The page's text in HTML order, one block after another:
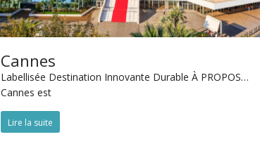
Cannes
Labellisée Destination Innovante Durable À PROPOS…
Cannes est
Lire la suite